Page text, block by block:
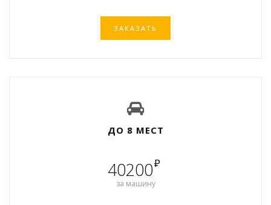
ЗАКАЗАТЬ
ДО 8 МЕСТ
40200₽
за машину